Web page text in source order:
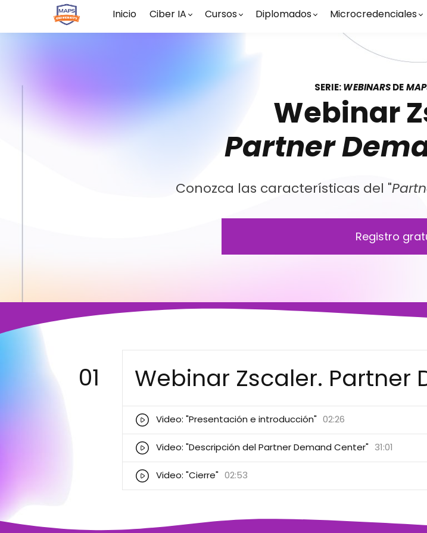
Inicio Ciber IA Cursos Diplomados Microcredenciales
SERIE:WEBINARSDE
Webinar
Partner
Conozca las características del "
Registro
01 Webinar Zscaler. Partner
Video: "Presentación e introducción" 02:26
Video: "Descripción del Partner Demand Center" 31:01
Video: "Cierre" 02:53